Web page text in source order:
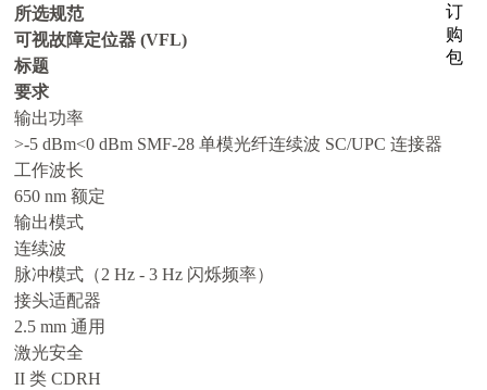
所选规范
可视故障定位器 (VFL)
标题
要求
输出功率
>-5 dBm<0 dBm SMF-28 单模光纤连续波 SC/UPC 连接器
工作波长
650 nm 额定
输出模式
连续波
脉冲模式（2 Hz - 3 Hz 闪烁频率）
接头适配器
2.5 mm 通用
激光安全
II 类 CDRH
订
购
包